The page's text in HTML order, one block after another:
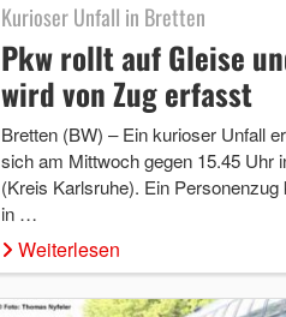
Kurioser Unfall in Bretten
Pkw rollt auf Gleise
wird von Zug erfasst
Bretten (BW) – Ein kurioser Unfall
sich am Mittwoch gegen 15.45 Uhr
(Kreis Karlsruhe). Ein Personenzug
in …
Weiterlesen